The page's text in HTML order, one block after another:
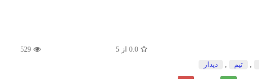
0.0 از5
529
, تیم , دیدار